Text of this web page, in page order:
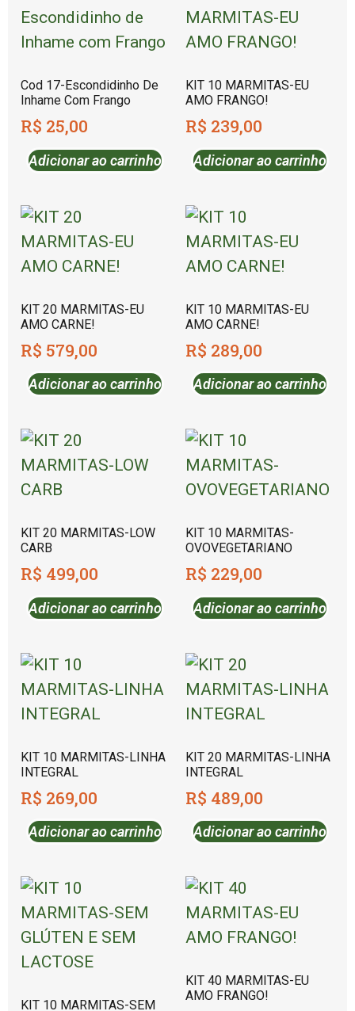
Cod 17-Escondidinho De
Inhame Com Frango
R$ 25,00
Adicionar ao carrinho
KIT 10 MARMITAS-EU
AMO FRANGO!
R$ 239,00
Adicionar ao carrinho
KIT 20 MARMITAS-EU
AMO CARNE!
R$ 579,00
Adicionar ao carrinho
KIT 10 MARMITAS-EU
AMO CARNE!
R$ 289,00
Adicionar ao carrinho
KIT 20 MARMITAS-LOW
CARB
R$ 499,00
Adicionar ao carrinho
KIT 10 MARMITAS-
OVOVEGETARIANO
R$ 229,00
Adicionar ao carrinho
KIT 10 MARMITAS-LINHA
INTEGRAL
R$ 269,00
Adicionar ao carrinho
KIT 20 MARMITAS-LINHA
INTEGRAL
R$ 489,00
Adicionar ao carrinho
KIT 10 MARMITAS-SEM
KIT 40 MARMITAS-EU
AMO FRANGO!